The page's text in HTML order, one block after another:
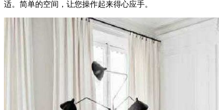
适。简单的空间，让您操作起来得心应手。